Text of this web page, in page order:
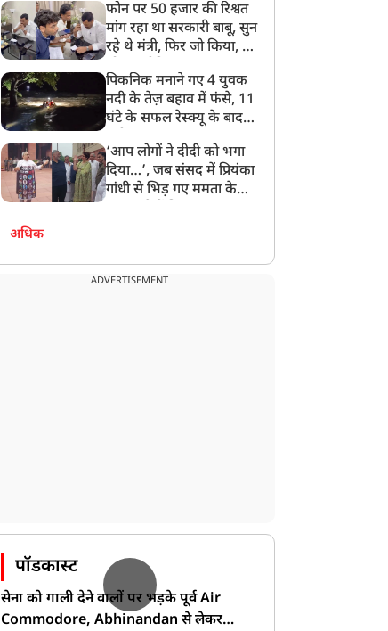
बेटी को गोद लें प्रधानमंत्री
फोन पर 50 हजार की रिश्वत
मांग रहा था सरकारी बाबू, सुन
रहे थे मंत्री, फिर जो किया, वो
पिकनिक मनाने गए 4 युवक
नदी के तेज़ बहाव में फंसे, 11
घंटे के सफल रेस्क्यू के बाद
‘आप लोगों ने दीदी को भगा
दिया…’, जब संसद में प्रियंका
गांधी से भिड़ गए ममता के
अधिक
ADVERTISEMENT
पॉडकास्ट
सेना को गाली देने वालों पर भड़के पूर्व Air
Commodore, Abhinandan से लेकर